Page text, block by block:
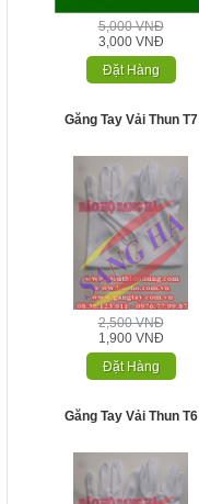
5,000 VNĐ
3,000 VNĐ
Đặt Hàng
Găng Tay Vải Thun T7
2,500 VNĐ
1,900 VNĐ
Đặt Hàng
Găng Tay Vải Thun T6